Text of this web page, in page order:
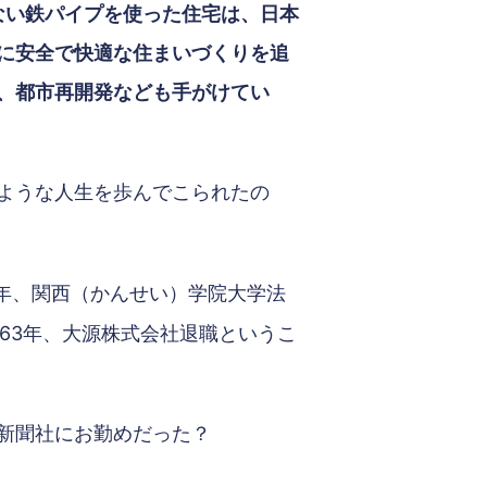
鉄パイプを使った住宅は、日本
安全で快適な住まいづくりを追
都市再開発なども手がけてい
うな人生を歩んでこられたの
、関西（かんせい）学院大学法
年、大源株式会社退職というこ
聞社にお勤めだった？